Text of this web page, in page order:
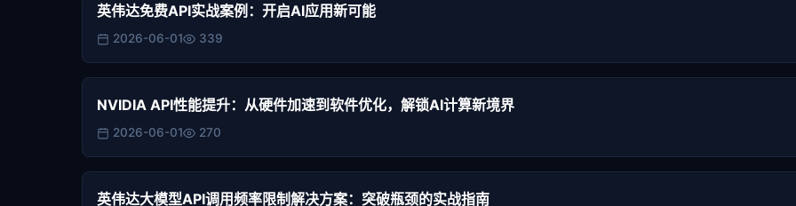
英伟达免费API实战案例：开启AI应用新可能
2026-06-01 339
NVIDIA API性能提升：从硬件加速到软件优化，解锁AI计算新境界
2026-06-01 270
英伟达大模型API调用频率限制解决方案：突破瓶颈的实战指南